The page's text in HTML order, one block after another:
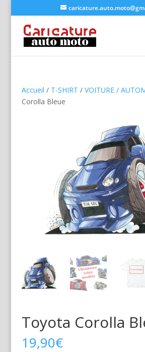
Accueil / T-SHIRT / VOITURE /
Corolla Bleue
Toyota Corolla
19,90€